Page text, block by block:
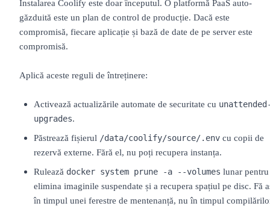
Instalarea Coolify este doar începutul. O platformă PaaS auto-
găzduită este un plan de control de producție. Dacă este
compromisă, fiecare aplicație și bază de date de pe server este
compromisă.
Aplică aceste reguli de întreținere:
Activează actualizările automate de securitate cu
upgrades.
Păstrează fișierul /data/coolify/source/.env cu copii de
rezervă externe. Fără el, nu poți recupera instanța.
Rulează docker system prune -a --volumes lunar pentru
elimina imaginile suspendate și a recupera spațiul pe disc. Fă
în timpul unei ferestre de mentenanță, nu în timpul